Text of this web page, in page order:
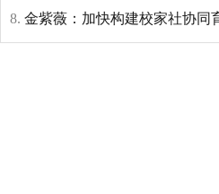
8. 金紫薇：加快构建校家社协同